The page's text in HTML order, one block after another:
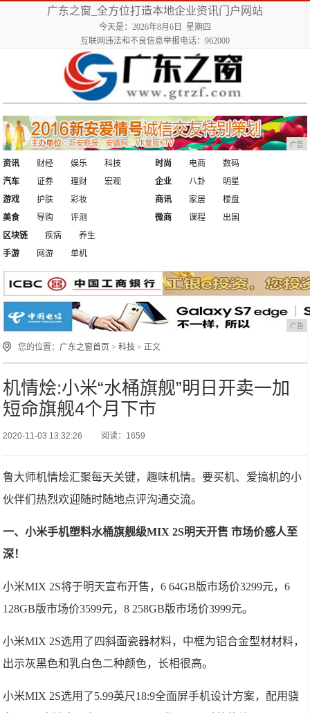
广东之窗_全方位打造本地企业资讯门户网站
今天是：2026年8月6日 星期四
互联网违法和不良信息举报电话：962000
广告
资讯 财经 娱乐
科技
汽车
证券 理财 宏观
时尚 电商
数码
企业
八卦
明星
游戏
护肤
彩妆
美食
导购 评测
商讯 家居
楼盘
微商
课程
出国
区块链
疾病
养生
手游
网游 单机
广告
您的位置： 广东之窗首页 >科技 > 正文
机情烩:小米“水桶旗舰”明日开卖一加
短命旗舰4个月下市
2020-11-03 13:32:26 阅读：1659
鲁大师机情烩汇聚每天关键，趣味机情。要买机、爱搞机的小
伙伴们热烈欢迎随时随地点评沟通交流。
一、小米手机塑料水桶旗舰级MIX 2S明天开售 市场价感人至
深！
小米MIX 2S将于明天宣布开售，6 64GB版市场价3299元，6
128GB版市场价3599元，8 258GB版市场价3999元。
小米MIX 2S选用了四斜面瓷器材料，中框为铝合金型材材料，
出示灰黑色和乳白色二种颜色，长相很高。
小米MIX 2S选用了5.99英尺18:9全面屏手机设计方案，配用骁